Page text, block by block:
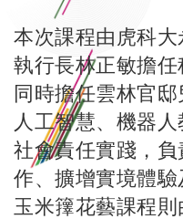
本次課程由虎科
執行長林正敏擔
同時擔任雲林官
人工智慧、機器
社會責任實踐，
作、擴增實境體驗
玉米籜花藝課程則